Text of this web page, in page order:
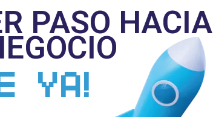
PASO HACIA
YA!